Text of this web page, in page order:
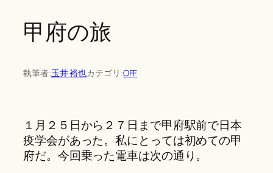
甲府の旅
執筆者:玉井 裕也カテゴリ:OFF
１月２５日から２７日まで甲府駅前で日本
疫学会があった。私にとっては初めての甲
府だ。今回乗った電車は次の通り。